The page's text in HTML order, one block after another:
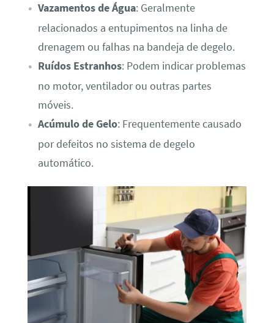
Vazamentos de Água: Geralmente
relacionados a entupimentos na linha de
drenagem ou falhas na bandeja de degelo.
Ruídos Estranhos: Podem indicar problemas
no motor, ventilador ou outras partes
móveis.
Acúmulo de Gelo: Frequentemente causado
por defeitos no sistema de degelo
automático.